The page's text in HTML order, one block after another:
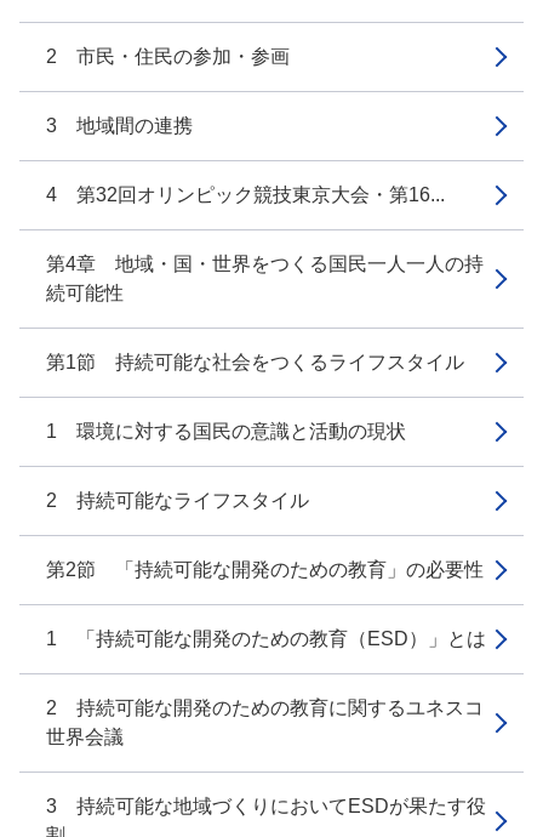
2 市民・住民の参加・参画
3 地域間の連携
4 第32回オリンピック競技東京大会・第16...
第4章 地域・国・世界をつくる国民一人一人の持
続可能性
第1節 持続可能な社会をつくるライフスタイル
1 環境に対する国民の意識と活動の現状
2 持続可能なライフスタイル
第2節 「持続可能な開発のための教育」の必要性
1 「持続可能な開発のための教育（ESD）」とは
2 持続可能な開発のための教育に関するユネスコ
世界会議
3 持続可能な地域づくりにおいてESDが果たす役